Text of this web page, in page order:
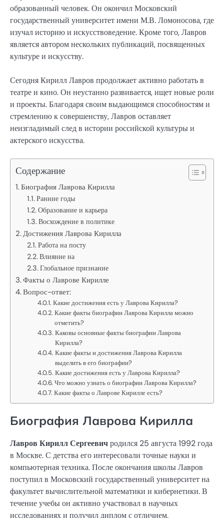
образованный человек. Он окончил Московский
государственный университет имени М.В. Ломоносова, где
изучал историю и искусствоведение. Кроме того, Лавров
является автором нескольких публикаций, посвященных
культуре и искусству.
Сегодня Кирилл Лавров продолжает активно работать в
театре и кино. Он неустанно развивается, ищет новые роли
и проекты. Благодаря своим выдающимся способностям и
стремлению к совершенству, Лавров оставляет
неизгладимый след в истории российской культуры и
актерского искусства.
Содержание
Биография Лаврова Кирилла
Ранние годы
Образование и карьера
Восхождение в политике
Достижения Лаврова Кирилла
Работа на посту
Влияние на
Глобальное признание
Факты о Лаврове Кирилле
Вопрос-ответ:
Какие достижения есть у Лаврова Кирилла?
Какие факты биографии Лаврова Кирилла можно
отметить?
Каковы основные факты биографии Лаврова
Кирилла?
Какие факты и достижения Лаврова Кирилла
выделить в его биографии?
Какие достижения есть у Лаврова Кирилла?
Что можно узнать о биографии Лаврова Кирилла?
Какие факты о Лаврове Кирилле есть?
Биография Лаврова Кирилла
Лавров Кирилл Сергеевичродился 25 августа 1992 года
в Москве. С детства его интересовали точные науки и
компьютерная техника. После окончания школы Лавров
поступил в Московский государственный университет на
факультет вычислительной математики и кибернетики. В
течение учебы он активно участвовал в научных
исследованиях и получил диплом с отличием.